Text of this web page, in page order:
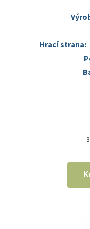
Hrací strana: